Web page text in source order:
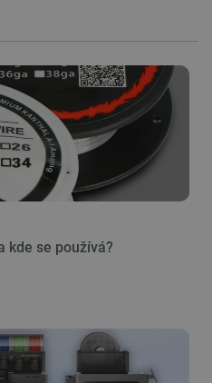
kde se používá?